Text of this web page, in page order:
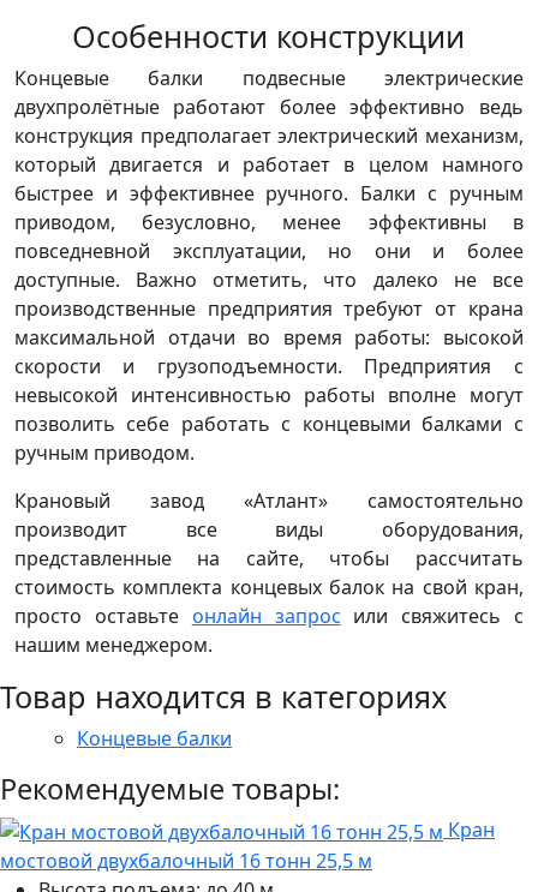
Особенности конструкции
Концевые балки подвесные электрические
двухпролётные работают более эффективно ведь
конструкция предполагает электрический механизм,
который двигается и работает в целом намного
быстрее и эффективнее ручного. Балки с ручным
приводом, безусловно, менее эффективны в
повседневной эксплуатации, но они и более
доступные. Важно отметить, что далеко не все
производственные предприятия требуют от крана
максимальной отдачи во время работы: высокой
скорости и грузоподъемности. Предприятия с
невысокой интенсивностью работы вполне могут
позволить себе работать с концевыми балками с
ручным приводом.
Крановый завод «Атлант» самостоятельно
производит все виды оборудования,
представленные на сайте, чтобы рассчитать
стоимость комплекта концевых балок на свой кран,
просто оставьте онлайн запрос или свяжитесь с
нашим менеджером.
Товар находится в категориях
Концевые балки
Рекомендуемые товары:
Кран
мостовой двухбалочный 16 тонн 25,5 м